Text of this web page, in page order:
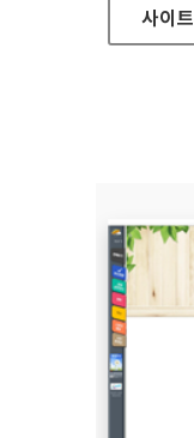
사이트